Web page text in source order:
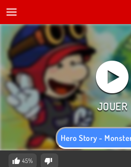
Hero Story -
45%